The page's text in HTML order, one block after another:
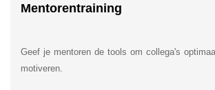
Mentorentraining
Geef je mentoren de tools om collega's
motiveren.